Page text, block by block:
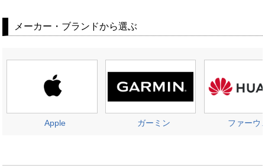
メーカー・ブランドから選ぶ
Apple ガーミン ファーウ